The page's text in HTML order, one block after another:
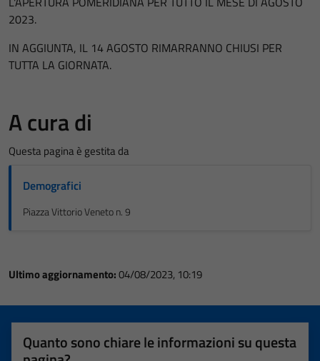
2023.
IN AGGIUNTA, IL 14 AGOSTO RIMARRANNO CHIUSI PER
TUTTA LA GIORNATA.
A cura di
Questa pagina è gestita da
Demografici
Piazza Vittorio Veneto n. 9
Ultimo aggiornamento:04/08/2023, 10:19
Quanto sono chiare le informazioni su questa